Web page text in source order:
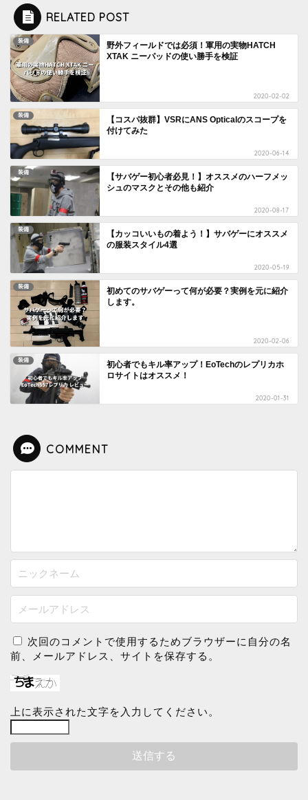
RELATED POST
装備
野外フィールドでは必須！軍用の実物HATCH
XTAK ニーパッドの使い勝手を検証
2020-02-02
装備
【コスパ抜群】VSRにANS Opticalのスコープを
付けてみた
2020-06-14
装備
【サバゲー初心者必見！】オススメのハーフメッ
シュのマスクとその他も紹介
2020-08-17
装備
【カッコいいもの着よう！】サバゲーにオススメ
の服装スタイル4選
2020-05-19
装備
初めてのサバゲーって何が必要？実例を元に紹介
します。
2020-02-06
装備
初心者でもキル率アップ！EoTechのレプリカホ
ロサイトはオススメ！
2020-01-31
COMMENT
次回のコメントで使用するためブラウザーに自分の名
前、メールアドレス、サイトを保存する。
上に表示された文字を入力してください。